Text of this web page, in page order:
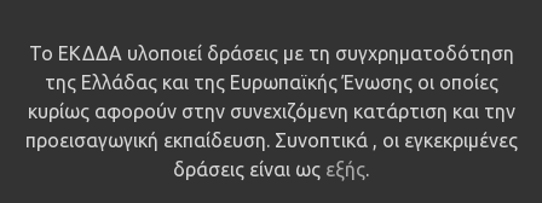
Το ΕΚΔΔΑ υλοποιεί δράσεις με τη συγχρηματοδότηση
της Ελλάδας και της Ευρωπαϊκής Ένωσης οι οποίες
κυρίως αφορούν στην συνεχιζόμενη κατάρτιση και την
προεισαγωγική εκπαίδευση. Συνοπτικά , οι εγκεκριμένες
δράσεις είναι ως εξής